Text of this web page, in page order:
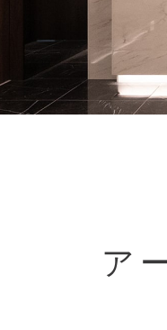
ア